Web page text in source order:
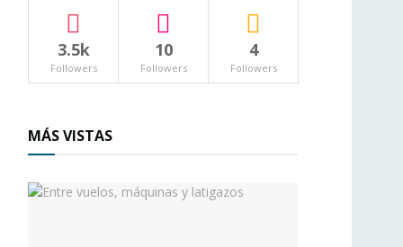
3.5k
Followers
10
Followers
4
Followers
MÁS VISTAS